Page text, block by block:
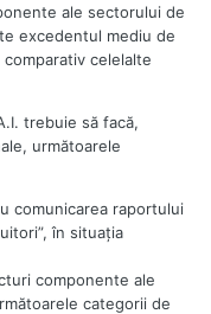
ale sectorului de
excedentul mediu de
celelalte
trebuie să facă,
următoarele
comunicarea raportului
în situaţia
componente ale
categorii de